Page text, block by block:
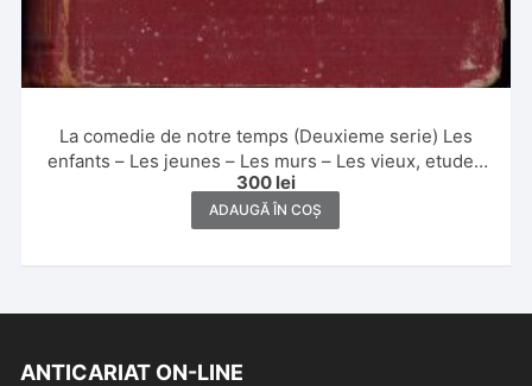
La comedie de notre temps (Deuxieme serie) Les
enfants – Les jeunes – Les murs – Les vieux, etudes
aux crayon et a la plume par Bertall, 1875, Paris
300 lei
ADAUGĂ ÎN COȘ
ANTICARIAT ON-LINE